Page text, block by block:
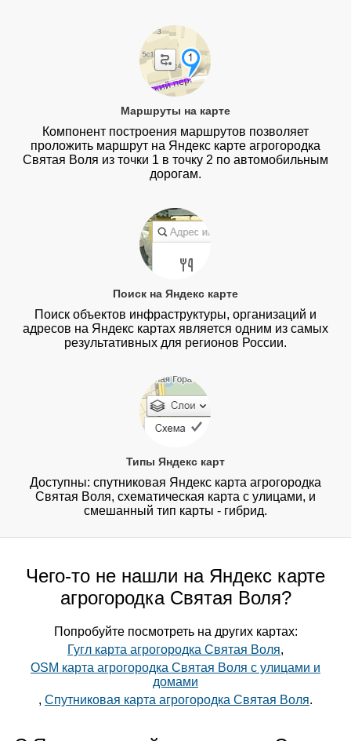
Маршруты на карте
Компонент построения маршрутов позволяет
проложить маршрут на Яндекс карте агрогородка
Святая Воля из точки 1 в точку 2 по автомобильным
дорогам.
Поиск на Яндекс карте
Поиск объектов инфраструктуры, организаций и
адресов на Яндекс картах является одним из самых
результативных для регионов России.
Типы Яндекс карт
Доступны: спутниковая Яндекс карта агрогородка
Святая Воля, схематическая карта с улицами, и
смешанный тип карты - гибрид.
Чего-то не нашли на Яндекс карте
агрогородка Святая Воля?
Попробуйте посмотреть на других картах:
Гугл карта агрогородка Святая Воля,
OSM карта агрогородка Святая Воля с улицами и
домами
, Спутниковая карта агрогородка Святая Воля.